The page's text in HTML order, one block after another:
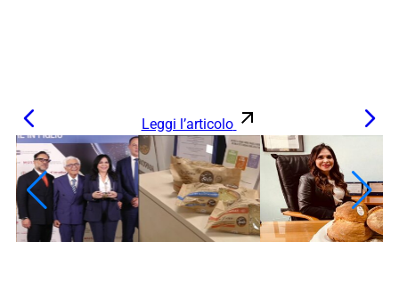
Leggi l’articolo